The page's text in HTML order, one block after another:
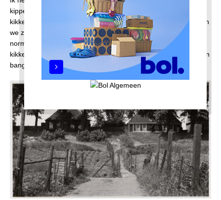
kippenbruggetje door stroomde. We probeerden deze
kikkervisjes meestal met onze handen te vangen en dan namen
we ze in een potje mee naar huis. De bullekopjes zouden
normaal gesproken in ongeveer twaalf weken uitgroeien tot
kikkers met vier poten en hun staart zou verdwijnen maar ik ben
bang dat wij ze die toekomst hebben ontnomen.